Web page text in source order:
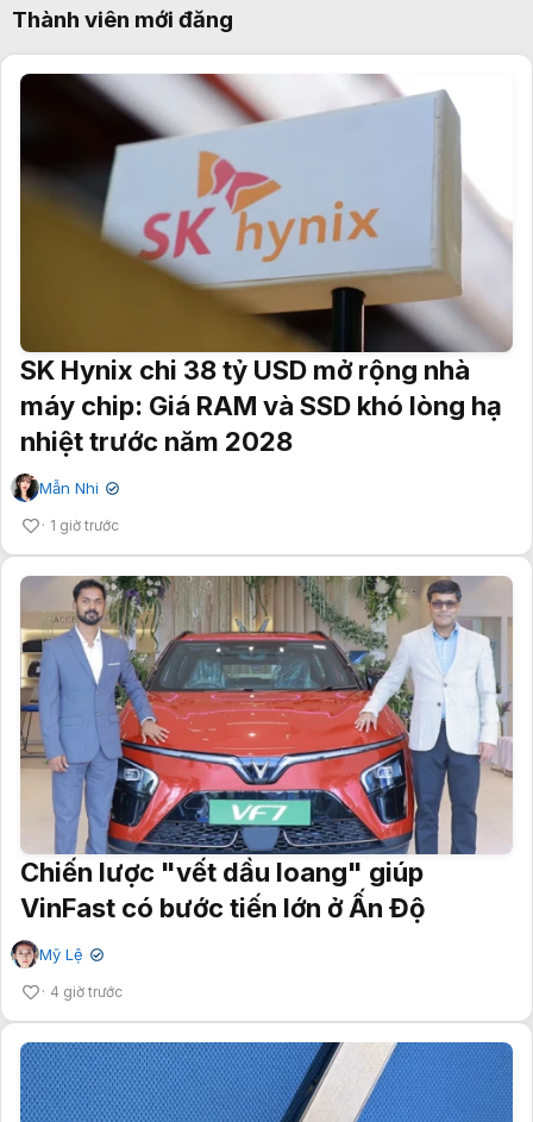
Thành viên mới đăng
SK Hynix chi 38 tỷ USD mở rộng nhà
máy chip: Giá RAM và SSD khó lòng hạ
nhiệt trước năm 2028
Mẫn Nhi ✔
1 giờ trước
Chiến lược "vết dầu loang" giúp
VinFast có bước tiến lớn ở Ấn Độ
Mỹ Lệ ✔
4 giờ trước